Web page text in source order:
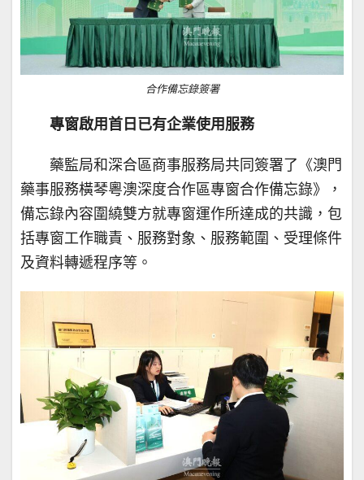
合作備忘錄簽署
專窗啟用首日已有企業使用服務
藥監局和深合區商事服務局共同簽署了《澳門
藥事服務橫琴粵澳深度合作區專窗合作備忘錄》，
備忘錄內容圍繞雙方就專窗運作所達成的共識，包
括專窗工作職責、服務對象、服務範圍、受理條件
及資料轉遞程序等。